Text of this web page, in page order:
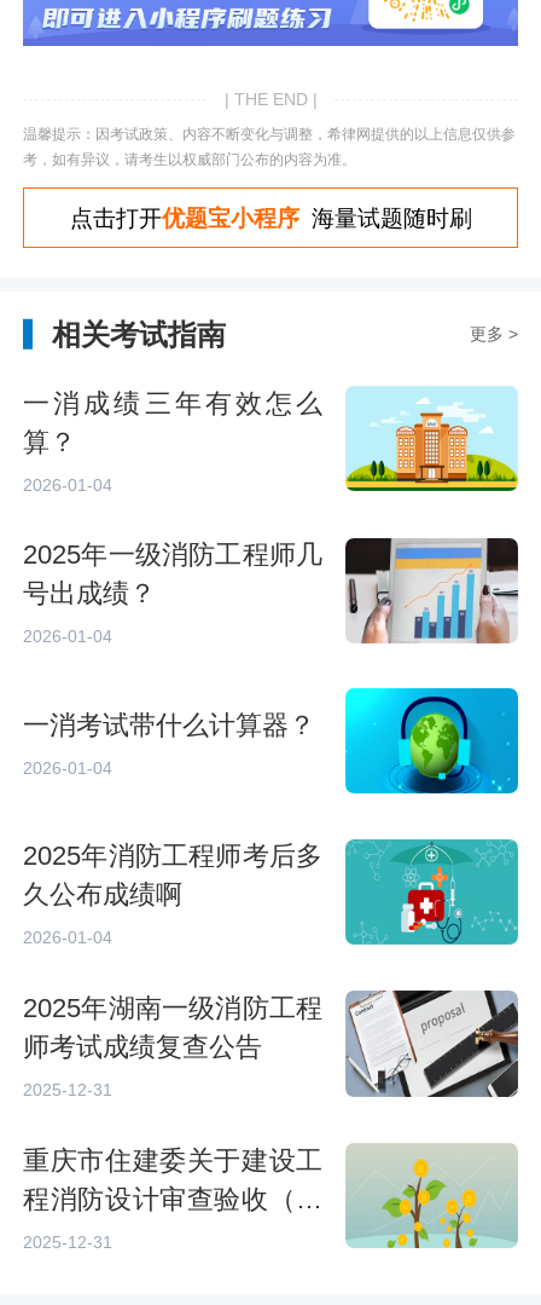
| THE END |
温馨提示：因考试政策、内容不断变化与调整，希律网提供的以上信息仅供参
考，如有异议，请考生以权威部门公布的内容为准。
点击打开优题宝小程序海量试题随时刷
相关考试指南 更多 >
一消成绩三年有效怎么
算？
2026-01-04
2025年一级消防工程师几
号出成绩？
2026-01-04
一消考试带什么计算器？
2026-01-04
2025年消防工程师考后多
久公布成绩啊
2026-01-04
2025年湖南一级消防工程
师考试成绩复查公告
2025-12-31
重庆市住建委关于建设工
程消防设计审查验收（备
案）实行电子证照的通知
2025-12-31